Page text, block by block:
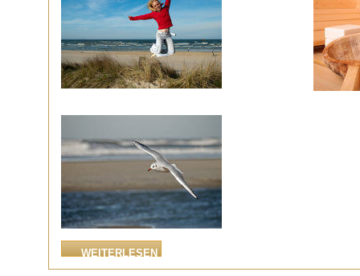
WEITERLESEN